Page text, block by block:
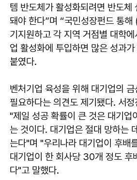
템 반도체가 활성화되려면 반도체
돼야 한다”며 “국민성장펀드 통
기지원하고 각 지역 거점별 대학
업 활성화에 투입하면 많은 성과
붙였다.
벤처기업 육성을 위해 대기업의
필요하다는 의견도 제기됐다. 서정
"제일 성공 확률이 큰 것은 대기업
는 것이다. 대기업은 절대 망하는
는다"며 "우리나라 대기업이 후배
대기업이 한 회사당 30개 정도 후
다"고 말했다.